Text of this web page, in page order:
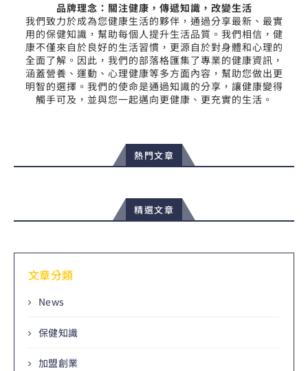
品牌理念：關注健康，傳遞知識，改變生活
我們致力於成為您健康生活的夥伴，通過分享最新、最實
用的保健知識，幫助每個人提升生活品質。我們相信，健
康不僅來自於良好的生活習慣，更源自於對身體和心理的
全面了解。因此，我們的部落格匯集了專業的健康資訊，
涵蓋營養、運動、心理健康等多方面內容，幫助您做出更
明智的選擇。我們的使命是通過知識的分享，讓健康變得
觸手可及，並與您一起邁向更健康、更充實的生活。
熱門文章
精選文章
文章分類
News
保健知識
加盟創業